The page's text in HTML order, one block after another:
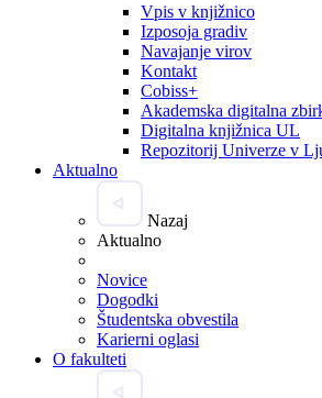
Vpis v knjižnico
Izposoja gradiv
Navajanje virov
Kontakt
Cobiss+
Akademska digitalna
Digitalna knjižnica UL
Repozitorij Univerze v
Aktualno
Nazaj
Aktualno
Novice
Dogodki
Študentska obvestila
Karierni oglasi
O fakulteti